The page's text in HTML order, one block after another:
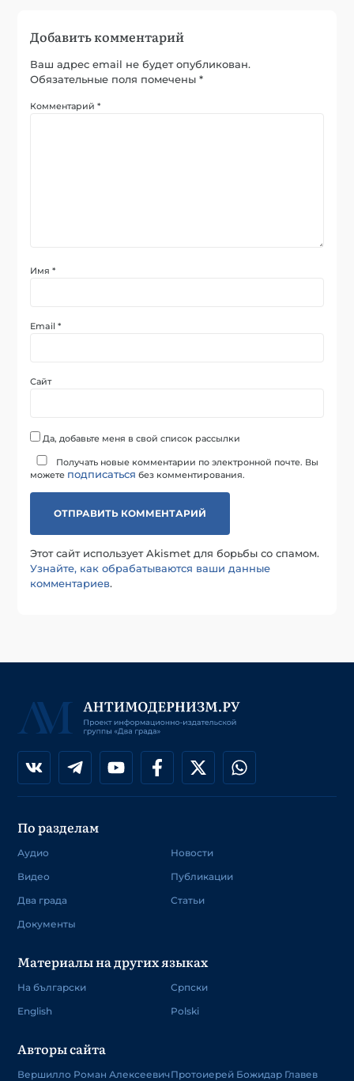
Добавить комментарий
Ваш адрес email не будет опубликован.
Обязательные поля помечены*
Комментарий*
Имя*
Email*
Сайт
Да, добавьте меня в свой список рассылки
Получать новые комментарии по электронной почте. Вы
можете подписаться без комментирования.
Этот сайт использует Akismet для борьбы со спамом.
Узнайте, как обрабатываются ваши данные
комментариев.
По разделам
Аудио
Видео
Два града
Документы
Новости
Публикации
Статьи
Материалы на других языках
На български
English
Српски
Polski
Авторы сайта
Вершилло Роман Алексеевич Протоиерей Божидар Главев